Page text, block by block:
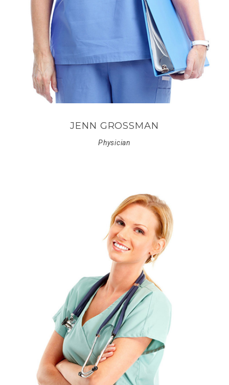
JENN GROSSMAN
Physician